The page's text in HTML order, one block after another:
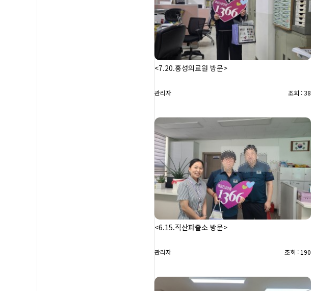
<7.20.홍성의료원 방문>
관리자 조회 : 38
<6.15.직산파출소 방문>
관리자 조회 : 190